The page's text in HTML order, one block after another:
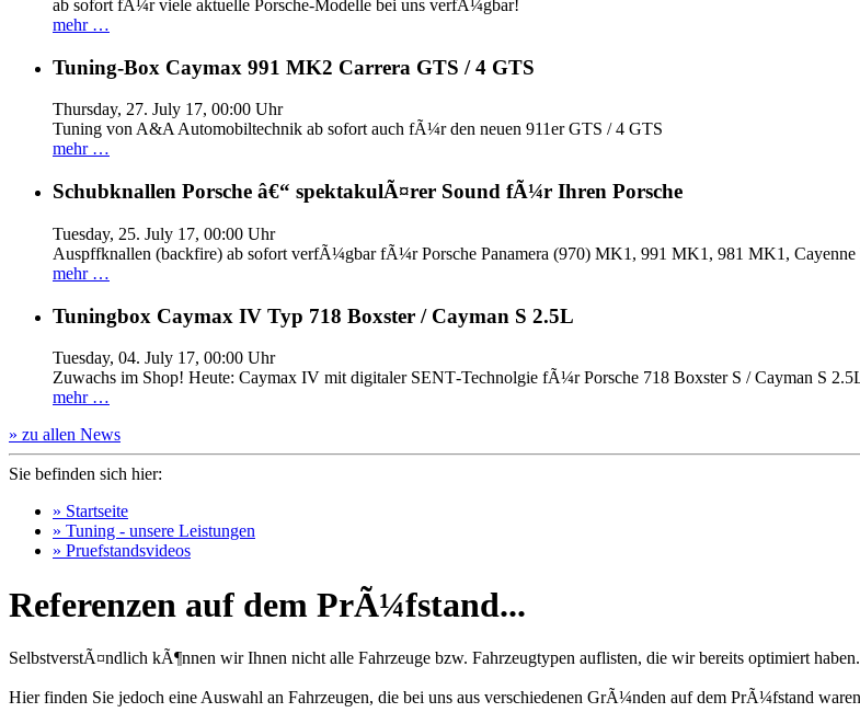
ab sofort fÃ¼r viele aktuelle Porsche-Modelle bei uns verfÃ¼gbar!
mehr …
Tuning-Box Caymax 991 MK2 Carrera GTS / 4 GTS
Thursday, 27. July 17, 00:00 Uhr
Tuning von A&A Automobiltechnik ab sofort auch fÃ¼r den neuen 911er GTS / 4 GTS
mehr …
Schubknallen Porsche â€“ spektakulÃ¤rer Sound fÃ¼r Ihren Porsche
Tuesday, 25. July 17, 00:00 Uhr
Auspffknallen (backfire) ab sofort verfÃ¼gbar fÃ¼r Porsche Panamera (970) MK1, 991 MK1, 981 MK1,
mehr …
Tuningbox Caymax IV Typ 718 Boxster / Cayman S 2.5L
Tuesday, 04. July 17, 00:00 Uhr
Zuwachs im Shop! Heute: Caymax IV mit digitaler SENT‐Technolgie fÃ¼r Porsche 718 Boxster S / Cayman S
mehr …
» zu allen News
Sie befinden sich hier:
» Startseite
» Tuning - unsere Leistungen
» Pruefstandsvideos
Referenzen auf dem PrÃ¼fstand...
SelbstverstÃ¤ndlich kÃ¶nnen wir Ihnen nicht alle Fahrzeuge bzw. Fahrzeugtypen auflisten, die wir bereits optimiert haben.
Hier finden Sie jedoch eine Auswahl an Fahrzeugen, die bei uns aus verschiedenen GrÃ¼nden auf dem PrÃ¼fstand